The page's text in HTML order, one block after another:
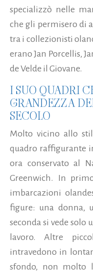
specializzò nelle
che gli permisero di
tra i collezionisti
erano Jan Porcellis,
de Velde il Giovane.
I SUO QUADRI
GRANDEZZA
SECOLO
Molto vicino allo
quadro raffigurante
ora conservato al
Greenwich. In
imbarcazioni
figure: una donna,
seconda si vede solo
lavoro. Altre
intravedono in
sfondo, non molto